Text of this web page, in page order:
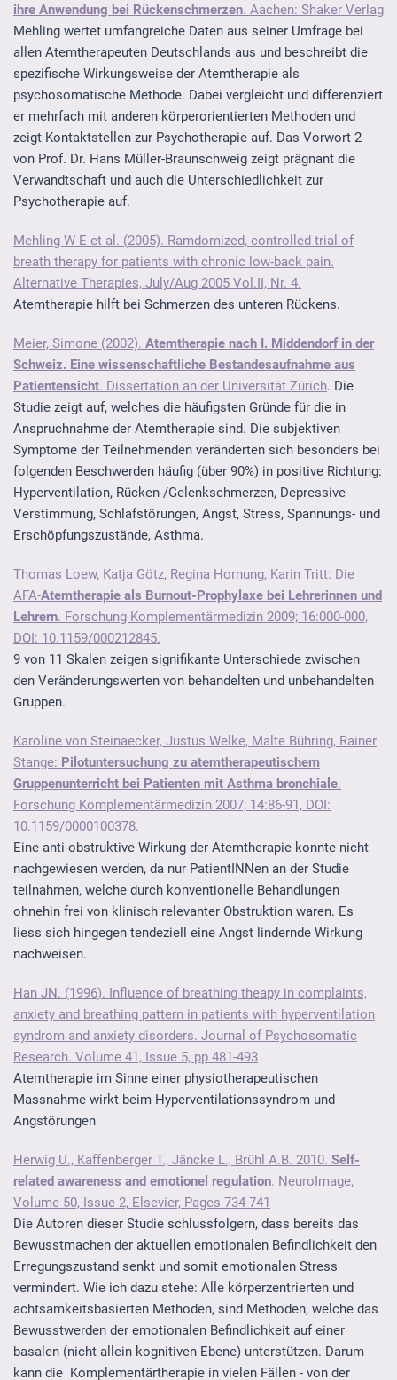
ihre Anwendung bei Rückenschmerzen. Aachen: Shaker Verlag
Mehling wertet umfangreiche Daten aus seiner Umfrage bei
allen Atemtherapeuten Deutschlands aus und beschreibt die
spezifische Wirkungsweise der Atemtherapie als
psychosomatische Methode. Dabei vergleicht und differenziert
er mehrfach mit anderen körperorientierten Methoden und
zeigt Kontaktstellen zur Psychotherapie auf. Das Vorwort 2
von Prof. Dr. Hans Müller-Braunschweig zeigt prägnant die
Verwandtschaft und auch die Unterschiedlichkeit zur
Psychotherapie auf.
Mehling W E et al. (2005). Ramdomized, controlled trial of
breath therapy for patients with chronic low-back pain.
Alternative Therapies, July/Aug 2005 Vol.II, Nr. 4.
Atemtherapie hilft bei Schmerzen des unteren Rückens.
Meier, Simone (2002). Atemtherapie nach I. Middendorf in der
Schweiz. Eine wissenschaftliche Bestandesaufnahme aus
Patientensicht. Dissertation an der Universität Zürich. Die
Studie zeigt auf, welches die häufigsten Gründe für die in
Anspruchnahme der Atemtherapie sind. Die subjektiven
Symptome der Teilnehmenden veränderten sich besonders bei
folgenden Beschwerden häufig (über 90%) in positive Richtung:
Hyperventilation, Rücken-/Gelenkschmerzen, Depressive
Verstimmung, Schlafstörungen, Angst, Stress, Spannungs- und
Erschöpfungszustände, Asthma.
Thomas Loew, Katja Götz, Regina Hornung, Karin Tritt: Die
AFA-Atemtherapie als Burnout-Prophylaxe bei Lehrerinnen und
Lehrern. Forschung Komplementärmedizin 2009; 16:000-000,
DOI: 10.1159/000212845.
9 von 11 Skalen zeigen signifikante Unterschiede zwischen
den Veränderungswerten von behandelten und unbehandelten
Gruppen.
Karoline von Steinaecker, Justus Welke, Malte Bühring, Rainer
Stange: Pilotuntersuchung zu atemtherapeutischem
Gruppenunterricht bei Patienten mit Asthma bronchiale.
Forschung Komplementärmedizin 2007; 14:86-91, DOI:
10.1159/0000100378.
Eine anti-obstruktive Wirkung der Atemtherapie konnte nicht
nachgewiesen werden, da nur PatientINNen an der Studie
teilnahmen, welche durch konventionelle Behandlungen
ohnehin frei von klinisch relevanter Obstruktion waren. Es
liess sich hingegen tendeziell eine Angst lindernde Wirkung
nachweisen.
Han JN. (1996). Influence of breathing theapy in complaints,
anxiety and breathing pattern in patients with hyperventilation
syndrom and anxiety disorders. Journal of Psychosomatic
Research. Volume 41, Issue 5, pp 481-493
Atemtherapie im Sinne einer physiotherapeutischen
Massnahme wirkt beim Hyperventilationssyndrom und
Angstörungen
Herwig U., Kaffenberger T., Jäncke L., Brühl A.B. 2010. Self-
related awareness and emotionel regulation. NeuroImage,
Volume 50, Issue 2, Elsevier, Pages 734-741
Die Autoren dieser Studie schlussfolgern, dass bereits das
Bewusstmachen der aktuellen emotionalen Befindlichkeit den
Erregungszustand senkt und somit emotionalen Stress
vermindert. Wie ich dazu stehe: Alle körperzentrierten und
achtsamkeitsbasierten Methoden, sind Methoden, welche das
Bewusstwerden der emotionalen Befindlichkeit auf einer
basalen (nicht allein kognitiven Ebene) unterstützen. Darum
kann die Komplementärtherapie in vielen Fällen - von der